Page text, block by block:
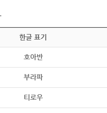
한글 표기
호아반
부라파
티로우